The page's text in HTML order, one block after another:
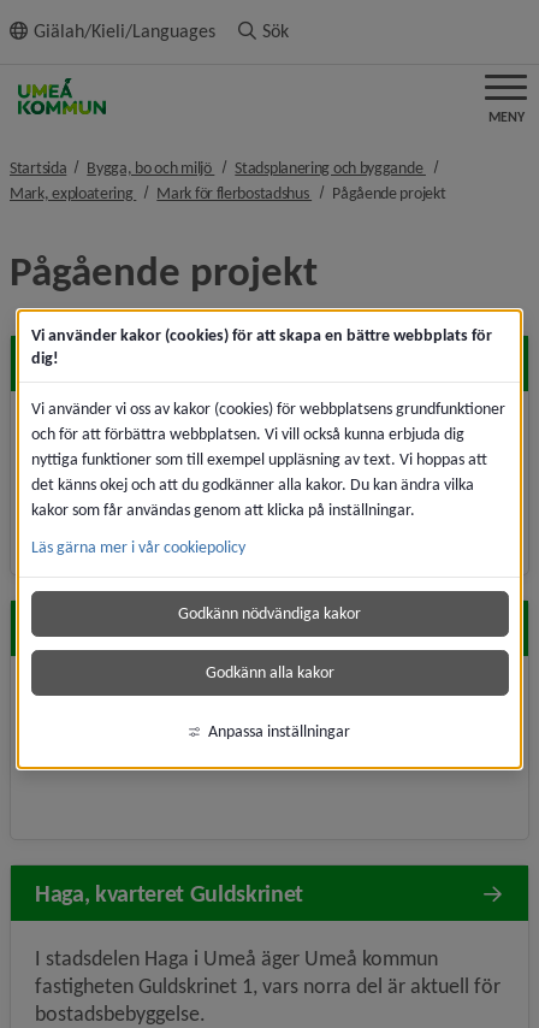
innehållet
Giälah/Kieli/Languages Sök
MENY
Startsida Bygga, bo och miljö nivå i brödsmulenavigeringen
Stadsplanering och byggande nivå i
Mark, exploatering nivå i brödsmulenavigeringen
Mark för flerbostadshus nivå i brödsmulenavigeringen
Pågående projektnivå i
Pågående projekt
Backen, Stenmorgärdet
Här pågår planläggning för cirka 200 bostäder,
skollokaler och konstgräsplan.
Böleäng, kvarteret Aspgärdan
Här planeras för cirka 400 bostäder samt en förskola.
Haga, kvarteret Guldskrinet
I stadsdelen Haga i Umeå äger Umeå kommun
fastigheten Guldskrinet 1, vars norra del är aktuell för
bostadsbebyggelse.
Vi använder kakor (cookies) för att skapa en bättre webbplats för
dig!
Vi använder vi oss av kakor (cookies) för webbplatsens grundfunktioner
och för att förbättra webbplatsen. Vi vill också kunna erbjuda dig
nyttiga funktioner som till exempel uppläsning av text. Vi hoppas att
det känns okej och att du godkänner alla kakor. Du kan ändra vilka
kakor som får användas genom att klicka på inställningar.
Läs gärna mer i vår cookiepolicy
Godkänn nödvändiga kakor
Godkänn alla kakor
Anpassa inställningar